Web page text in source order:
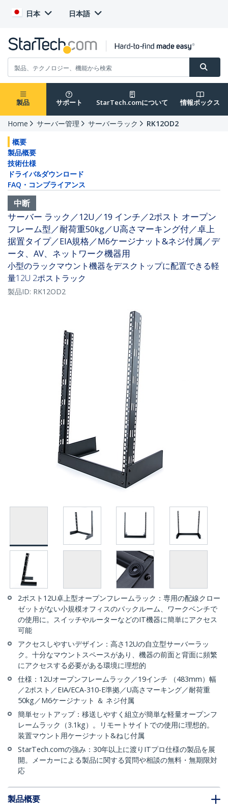
日本 日本語
製品 サポート StarTech.comについて 情報ボックス
Home サーバー管理 サーバーラック
RK12OD2
概要
製品概要
技術仕様
ドライバ&ダウンロード
FAQ・コンプライアンス
中断
サーバー ラック／12U／19 インチ／2ポスト オープン
フレーム型／耐荷重50kg／U高さマーキング付／卓上
据置タイプ／EIA規格／M6ケージナット&ネジ付属／デ
ータ、AV、ネットワーク機器用
小型のラックマウント機器をデスクトップに配置できる軽
量12U 2ポストラック
製品ID: RK12OD2
2ポスト12U卓上型オープンフレームラック：専用の配線クロー
ゼットがない小規模オフィスのバックルーム、ワークベンチで
の使用に。スイッチやルーターなどのIT機器に簡単にアクセス
可能
アクセスしやすいデザイン：高さ12Uの自立型サーバーラッ
ク。十分なマウントスペースがあり、機器の前面と背面に頻繁
にアクセスする必要がある環境に理想的
仕様：12Uオープンフレームラック／19インチ （483mm）幅
／2ポスト／EIA/ECA-310-E準拠／U高さマーキング／耐荷重
50kg／M6ケージナット ＆ ネジ付属
簡単セットアップ：移送しやすく組立が簡単な軽量オープンフ
レームラック（3.1kg）。リモートサイトでの使用に理想的。
装置マウント用ケージナット&ねじ付属
StarTech.comの強み：30年以上に渡りITプロ仕様の製品を展
開。メーカーによる製品に関する質問や相談の無料・無期限対
応
製品概要